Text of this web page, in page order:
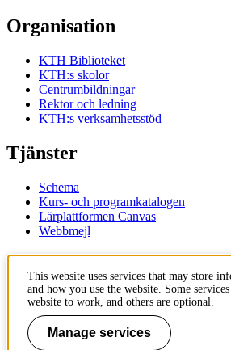
Organisation
KTH Biblioteket
KTH:s skolor
Centrumbildningar
Rektor och ledning
KTH:s verksamhetsstöd
Tjänster
Schema
Kurs- och programkatalogen
Lärplattformen Canvas
Webbmejl
Kontakt
KTH
100 44 Stockholm
+46 8 790 60 00
This website uses services that may store
and how you use the website. Some
website to work, and others are optional.
Manage services